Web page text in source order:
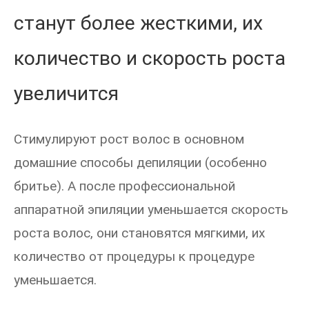
станут более жесткими, их
количество и скорость роста
увеличится
Стимулируют рост волос в основном
домашние способы депиляции (особенно
бритье). А после профессиональной
аппаратной эпиляции уменьшается скорость
роста волос, они становятся мягкими, их
количество от процедуры к процедуре
уменьшается.